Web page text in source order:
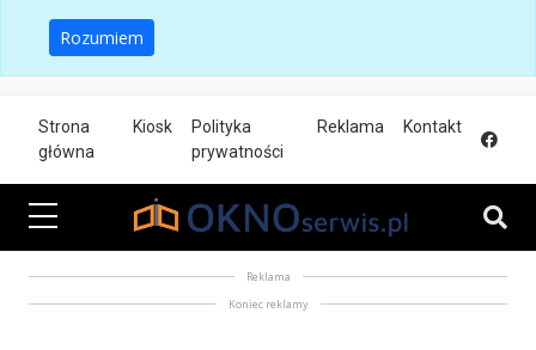
Rozumiem
Strona
główna
Kiosk
Polityka
prywatności
Reklama Kontakt
Reklama
Koniec reklamy